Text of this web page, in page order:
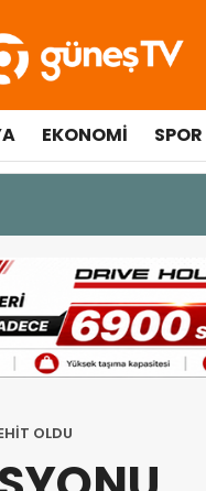
EKONOMI SPOR
hastaneye kaldırıldı
OLDU